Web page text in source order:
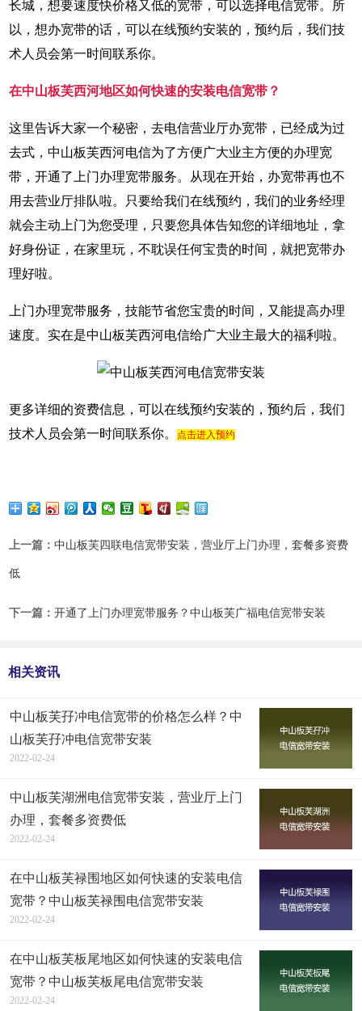
长城，想要速度快价格又低的宽带，可以选择电信宽带。所
以，想办宽带的话，可以在线预约安装的，预约后，我们技
术人员会第一时间联系你。
在中山板芙西河地区如何快速的安装电信宽带？
这里告诉大家一个秘密，去电信营业厅办宽带，已经成为过
去式，中山板芙西河电信为了方便广大业主方便的办理宽
带，开通了上门办理宽带服务。从现在开始，办宽带再也不
用去营业厅排队啦。只要给我们在线预约，我们的业务经理
就会主动上门为您受理，只要您具体告知您的详细地址，拿
好身份证，在家里玩，不耽误任何宝贵的时间，就把宽带办
理好啦。
上门办理宽带服务，技能节省您宝贵的时间，又能提高办理
速度。实在是中山板芙西河电信给广大业主最大的福利啦。
更多详细的资费信息，可以在线预约安装的，预约后，我们
技术人员会第一时间联系你。点击进入预约
上一篇：中山板芙四联电信宽带安装，营业厅上门办理，套餐多资费
低
下一篇：开通了上门办理宽带服务？中山板芙广福电信宽带安装
相关资讯
中山板芙孖冲电信宽带的价格怎么样？中
山板芙孖冲电信宽带安装
2022-02-24
中山板芙湖洲电信宽带安装，营业厅上门
办理，套餐多资费低
2022-02-24
在中山板芙禄围地区如何快速的安装电信
宽带？中山板芙禄围电信宽带安装
2022-02-24
在中山板芙板尾地区如何快速的安装电信
宽带？中山板芙板尾电信宽带安装
2022-02-24